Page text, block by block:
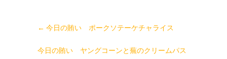
← 今日の賄い ポークソテーケチャライス
今日の賄い ヤングコーンと蕪のクリームパス